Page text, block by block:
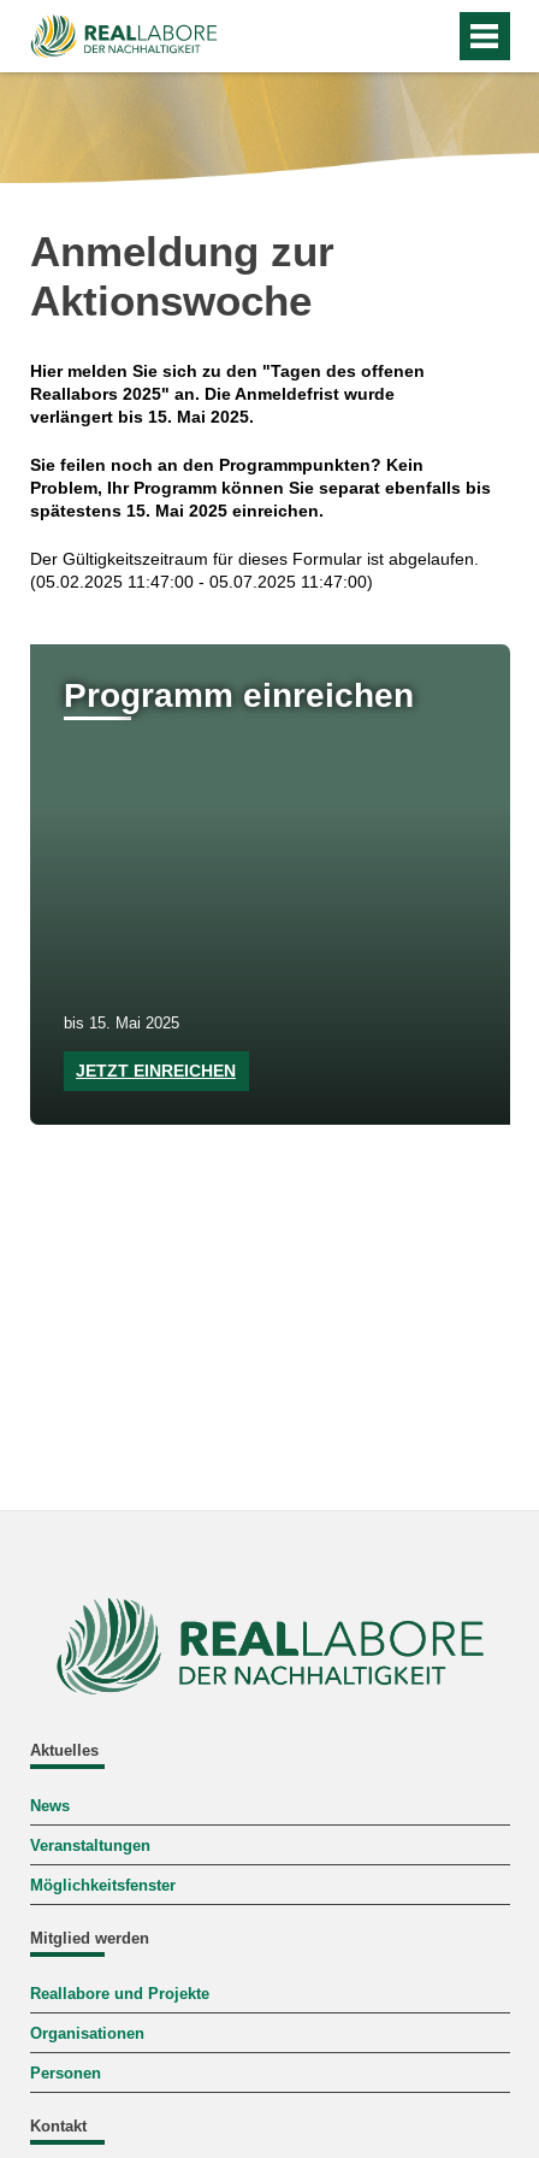
Anmeldung zur
Aktionswoche
Hier melden Sie sich zu den "Tagen des offenen
Reallabors 2025" an. Die Anmeldefrist wurde
verlängert bis 15. Mai 2025.
Sie feilen noch an den Programmpunkten? Kein
Problem, Ihr Programm können Sie separat ebenfalls bis
spätestens 15. Mai 2025 einreichen.
Der Gültigkeitszeitraum für dieses Formular ist abgelaufen.
(05.02.2025 11:47:00 - 05.07.2025 11:47:00)
Programm einreichen
bis 15. Mai 2025
JETZT EINREICHEN
Aktuelles
News
Veranstaltungen
Möglichkeitsfenster
Mitglied werden
Reallabore und Projekte
Organisationen
Personen
Kontakt